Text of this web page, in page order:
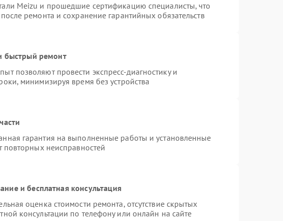
Meizu и прошедшие сертификацию специалисты, что
ремонта и сохранение гарантийных обязательств
быстрый ремонт
позволяют провести экспресс-диагностику и
минимизируя время без устройства
гарантия на выполненные работы и установленные
повторных неисправностей
и бесплатная консультация
оценка стоимости ремонта, отсутствие скрытых
консультации по телефону или онлайн на сайте